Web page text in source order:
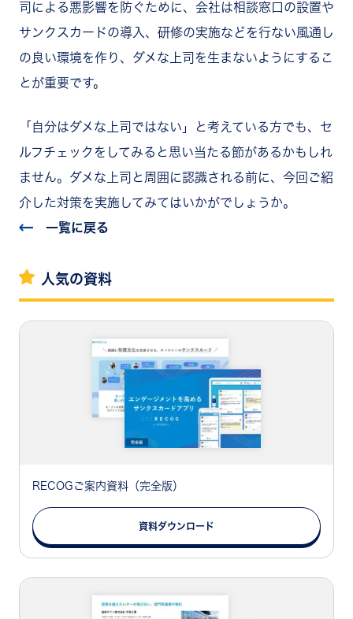
司による悪影響を防ぐために、会社は相談窓口の設置や
サンクスカードの導入、研修の実施などを行ない風通し
の良い環境を作り、ダメな上司を生まないようにするこ
とが重要です。
「自分はダメな上司ではない」と考えている方でも、セ
ルフチェックをしてみると思い当たる節があるかもしれ
ません。ダメな上司と周囲に認識される前に、今回ご紹
介した対策を実施してみてはいかがでしょうか。
一覧に戻る
人気の資料
RECOGご案内資料（完全版）
資料ダウンロード